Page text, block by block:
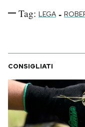
Tag: LEGA -
CONSIGLIATI